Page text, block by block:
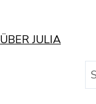
ÜBER JULIA